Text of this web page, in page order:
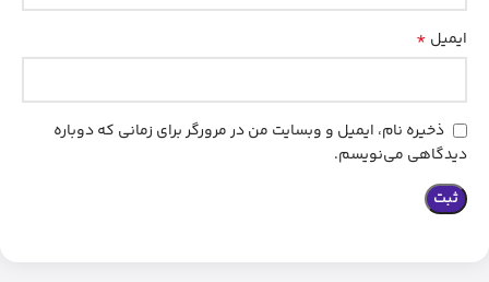
ایمیل *
ذخیره نام، ایمیل و وبسایت من در مرورگر برای زمانی که دوباره
دیدگاهی می‌نویسم.